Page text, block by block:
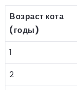
Возраст кота
(годы)
1
2